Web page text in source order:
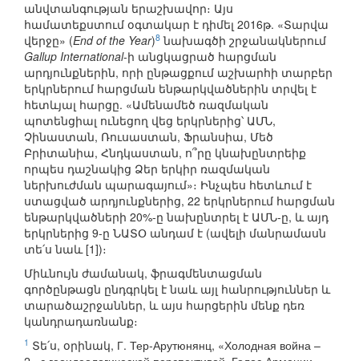
անվտանգության երաշխավոր։ Այս
համատեքստում օգտակար է դիմել 2016թ. «Տարվա
վերջը» (End of the Year)8 նախագծի շրջանակներում
Gallup International-ի անցկացրած հարցման
արդյունքներին, որի ընթացքում աշխարհի տարբեր
երկրներում հարցման ենթարկվածներին տրվել է
հետևյալ հարցը. «Ամենամեծ ռազմական
պոտենցիալ ունեցող վեց երկրներից՝ ԱՄՆ,
Չինաստան, Ռուսաստան, Ֆրանսիա, Մեծ
Բրիտանիա, Հնդկաստան, ո՞րը կնախընտրեիք
որպես դաշնակից Ձեր երկիր ռազմական
ներխուժման պարագայում»։ Ինչպես հետևում է
ստացված արդյունքներից, 22 երկրներում հարցման
ենթարկվածների 20%-ը նախընտրել է ԱՄՆ-ը, և այդ
երկրներից 9-ը ՆԱՏՕ անդամ է (ավելի մանրամասն
տե՛ս նաև [1])։
Միևնույն ժամանակ, ֆրագմենտացման
գործընթացն ընդգրկել է նաև այլ հանրություններ և
տարածաշրջաններ, և այս հարցերին մենք դեռ
կանդրադառնանք։
1 Տե՛ս, օրինակ, Г. Тер-Арутюнянц, «Холодная война –